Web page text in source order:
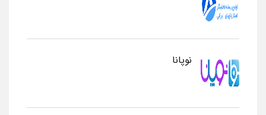
نوپانا